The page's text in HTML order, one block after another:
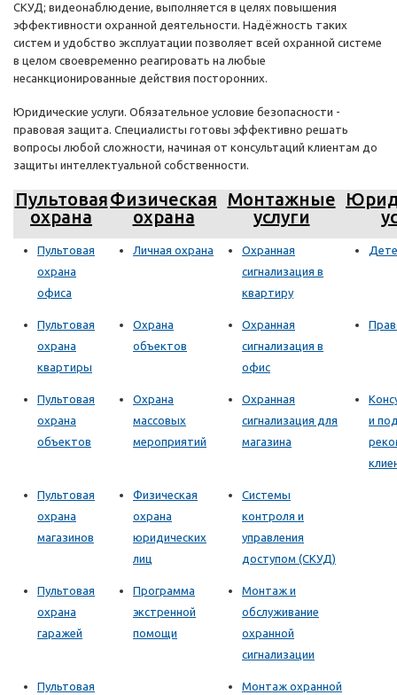
СКУД; видеонаблюдение, выполняется в целях повышения
эффективности охранной деятельности. Надёжность таких
систем и удобство эксплуатации позволяет всей охранной системе
в целом своевременно реагировать на любые
несанкционированные действия посторонних.
Юридические услуги. Обязательное условие безопасности -
правовая защита. Специалисты готовы эффективно решать
вопросы любой сложности, начиная от консультаций клиентам до
защиты интеллектуальной собственности.
Пультовая
охрана
Физическая
охрана
Монтажные
услуги
Пультовая
охрана
офиса
Личная охрана
Охранная
сигнализация в
квартиру
Пультовая
охрана
квартиры
Охрана
объектов
Охранная
сигнализация в
офис
Пультовая
охрана
объектов
Охрана
массовых
мероприятий
Охранная
сигнализация для
магазина
и
Пультовая
охрана
магазинов
Физическая
охрана
юридических
лиц
Системы
контроля и
управления
доступом (СКУД)
Пультовая
охрана
гаражей
Программа
экстренной
помощи
Монтаж и
обслуживание
охранной
сигнализации
Пультовая Монтаж охранной